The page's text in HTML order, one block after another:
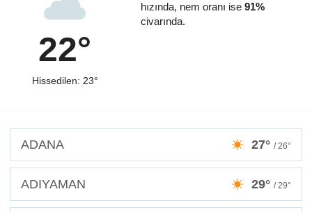
22°
Hissedilen: 23°
hızında, nem oranı ise 91%
civarında.
ADANA 27° / 26°
ADIYAMAN 29° / 29°